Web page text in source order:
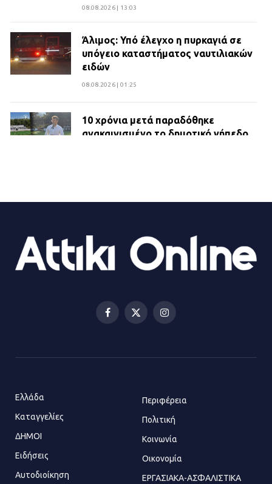
08.08.2026 | 13:03
Άλιμος: Υπό έλεγχο η πυρκαγιά σε
υπόγειο καταστήματος ναυτιλιακών
ειδών
08.08.2026 | 01:25
10 χρόνια μετά παραδόθηκε
ανακαινισμένο το δημοτικό γήπεδο
ΔΗΜΟΣ ΜΑΝΔΡΑΣ ΕΙΔΥΛΛΙΑΣ:
23.07.2026 | 14:58
Πολυχώρο ΙΡΙΣ
21.07.2026 | 14:01
Πώς έγινε η επίθεση στους δύο
«Φρένο» στα ηλεκτρικά πατίνια:
Τέλος η οδήγησή τους από
Facebook
X
Instagram
Ελλάδα
Καταγγελίες
ΔΗΜΟΙ
Ειδήσεις
Αυτοδιοίκηση
Περιφέρεια
Πολιτική
Κοινωνία
Οικονομία
ΕΡΓΑΣΙΑΚΑ-ΑΣΦΑΛΙΣΤΙΚΑ